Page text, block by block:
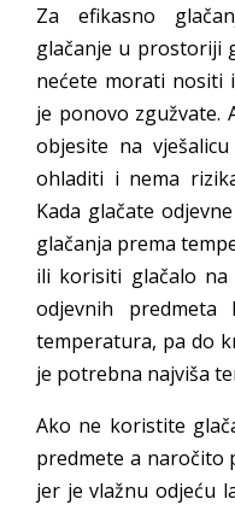
Za efikasno
glačanje u prostoriji
nećete morati nositi
je ponovo zgužvate.
objesite na
ohladiti i nema
Kada glačate
glačanja prema
ili korisiti glačalo na
odjevnih
temperatura, pa do
je potrebna najviša
Ako ne koristite
predmete a naročito
jer je vlažnu odjeću